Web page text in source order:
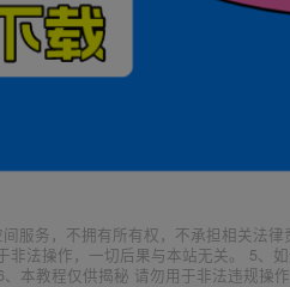
服务，不拥有所有权，不承担相关法
法操作，一切后果与本站无关。 5、
本教程仅供揭秘 请勿用于非法违规操